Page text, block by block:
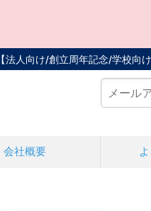
【法人向け/創立周年記念/学校向
会社概要